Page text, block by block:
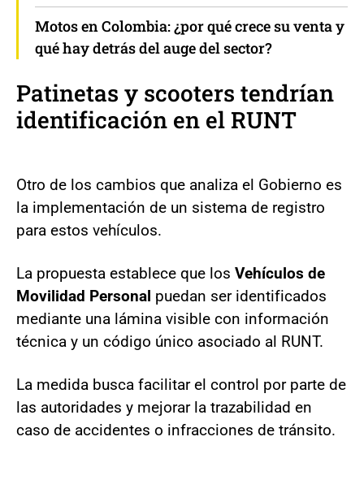
Motos en Colombia: ¿por qué crece su venta y
qué hay detrás del auge del sector?
Patinetas y scooters tendrían
identificación en el RUNT
Otro de los cambios que analiza el Gobierno es
la implementación de un sistema de registro
para estos vehículos.
La propuesta establece que los Vehículos de
Movilidad Personal puedan ser identificados
mediante una lámina visible con información
técnica y un código único asociado al RUNT.
La medida busca facilitar el control por parte de
las autoridades y mejorar la trazabilidad en
caso de accidentes o infracciones de tránsito.